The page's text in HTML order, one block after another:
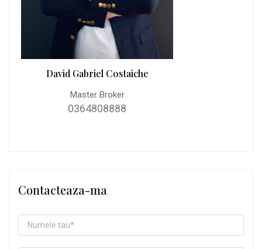
David Gabriel Costaiche
Master Broker
0364808888
Contacteaza-ma